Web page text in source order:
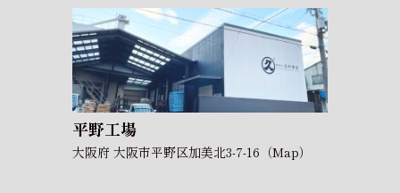
平野工場
大阪府 大阪市平野区加美北3-7-16（Map）